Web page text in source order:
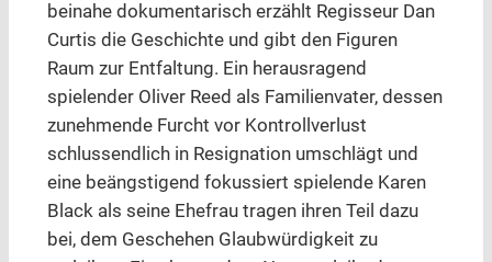
beinahe dokumentarisch erzählt Regisseur Dan
Curtis die Geschichte und gibt den Figuren
Raum zur Entfaltung. Ein herausragend
spielender Oliver Reed als Familienvater, dessen
zunehmende Furcht vor Kontrollverlust
schlussendlich in Resignation umschlägt und
eine beängstigend fokussiert spielende Karen
Black als seine Ehefrau tragen ihren Teil dazu
bei, dem Geschehen Glaubwürdigkeit zu